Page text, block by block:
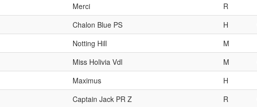
Merci R
Chalon Blue PS H
Notting Hill M
Miss Holivia Vdl M
Maximus H
Captain Jack PR Z R